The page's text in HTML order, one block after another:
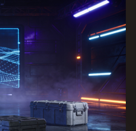
ComfyUI
Fantasy Flat
Medieval Minimalist